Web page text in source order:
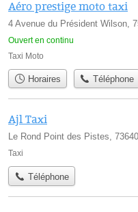
Aéro prestige moto taxi
4 Avenue du Président Wilson,
Ouvert en continu
Taxi Moto
Horaires Téléphone
Ajl Taxi
Le Rond Point des Pistes,
Taxi
Téléphone